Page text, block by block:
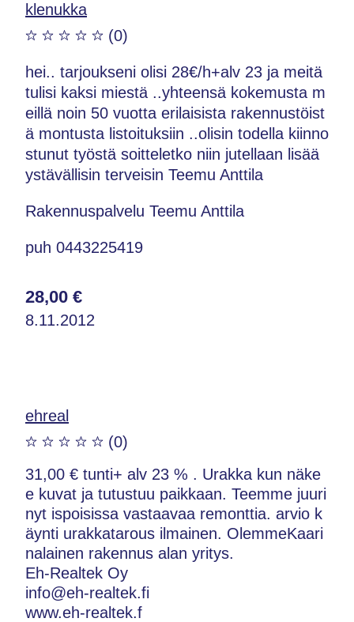
klenukka
(0)
hei.. tarjoukseni olisi 28€/h+alv 23 ja meitä
tulisi kaksi miestä ..yhteensä kokemusta m
eillä noin 50 vuotta erilaisista rakennustöist
ä montusta listoituksiin ..olisin todella kiinno
stunut työstä soitteletko niin jutellaan lisää
ystävällisin terveisin Teemu Anttila
Rakennuspalvelu Teemu Anttila
puh 0443225419
28,00 €
8.11.2012
ehreal
(0)
31,00 € tunti+ alv 23 % . Urakka kun näke
e kuvat ja tutustuu paikkaan. Teemme juuri
nyt ispoisissa vastaavaa remonttia. arvio k
äynti urakkatarous ilmainen. OlemmeKaari
nalainen rakennus alan yritys.
Eh-Realtek Oy
info@eh-realtek.fi
www.eh-realtek.f